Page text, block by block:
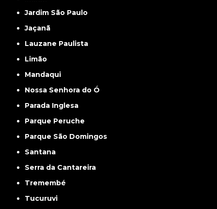
Jardim São Paulo
Jaçanã
Lauzane Paulista
Limão
Mandaqui
Nossa Senhora do Ó
Parada Inglesa
Parque Peruche
Parque São Domingos
Santana
Serra da Cantareira
Tremembé
Tucuruvi